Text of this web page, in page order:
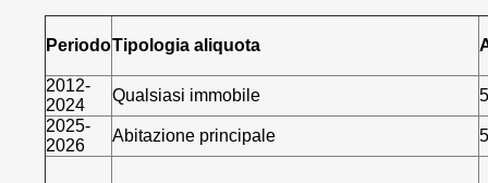
PeriodoTipologia aliquota
2012-
2024
Qualsiasi immobile
2025-
2026
Abitazione principale